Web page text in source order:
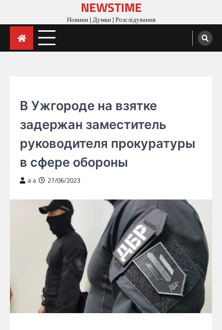
content
NEWSTIME
Новини | Думки | Розслідування
В Ужгороде на взятке
задержан заместитель
руководителя прокуратуры
в сфере обороны
a a 27/06/2023